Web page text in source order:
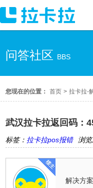
问答社区 BBS
您现在的位置： 首页 > 拉卡拉-
武汉拉卡拉返回码：
标签： 拉卡拉pos报错 浏
解决方